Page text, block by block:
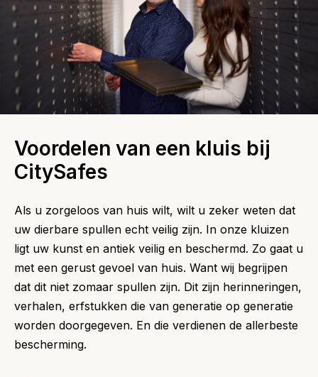
Voordelen van een kluis bij
CitySafes
Als u zorgeloos van huis wilt, wilt u zeker weten dat
uw dierbare spullen echt veilig zijn. In onze kluizen
ligt uw kunst en antiek veilig en beschermd. Zo gaat u
met een gerust gevoel van huis. Want wij begrijpen
dat dit niet zomaar spullen zijn. Dit zijn herinneringen,
verhalen, erfstukken die van generatie op generatie
worden doorgegeven. En die verdienen de allerbeste
bescherming.